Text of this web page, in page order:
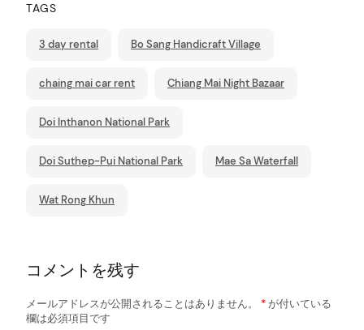
TAGS
3 day rental Bo Sang Handicraft Village
chaing mai car rent Chiang Mai Night Bazaar
Doi Inthanon National Park
Doi Suthep-Pui National Park Mae Sa Waterfall
Wat Rong Khun
コメントを残す
メールアドレスが公開されることはありません。 * が付いている
欄は必須項目です